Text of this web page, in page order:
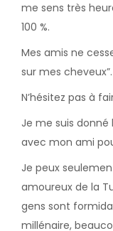
me sens très
100 %.
Mes amis ne
sur mes cheveux”.
N’hésitez pas à
Je me suis
avec mon ami
Je peux
amoureux de la
gens sont
millénaire,